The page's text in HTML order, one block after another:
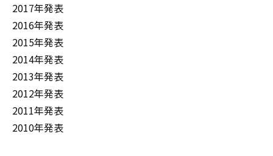
2017年発表
2016年発表
2015年発表
2014年発表
2013年発表
2012年発表
2011年発表
2010年発表